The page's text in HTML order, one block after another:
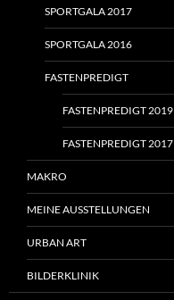
SPORTGALA 2017
SPORTGALA 2016
FASTENPREDIGT
FASTENPREDIGT 2019
FASTENPREDIGT 2017
MAKRO
MEINE AUSSTELLUNGEN
URBAN ART
BILDERKLINIK